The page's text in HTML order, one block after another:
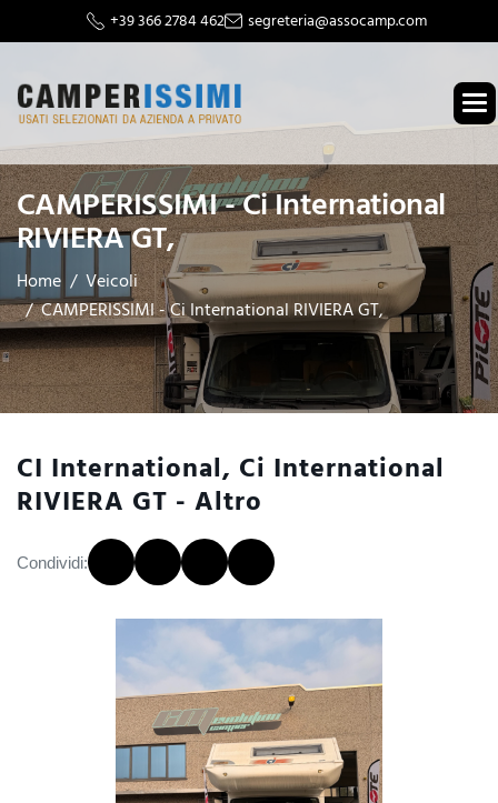
+39 366 2784 462 segreteria@assocamp.com
CAMPERISSIMI - Ci International
RIVIERA GT,
Home
Veicoli
CAMPERISSIMI - Ci International RIVIERA GT,
CI International, Ci International
RIVIERA GT - Altro
Condividi: